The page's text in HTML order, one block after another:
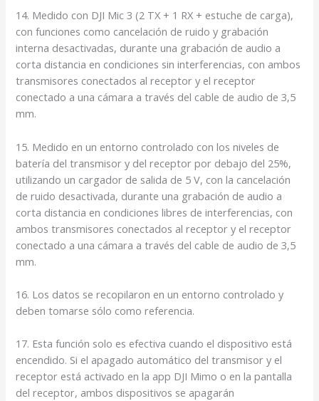
14. Medido con DJI Mic 3 (2 TX + 1 RX + estuche de carga),
con funciones como cancelación de ruido y grabación
interna desactivadas, durante una grabación de audio a
corta distancia en condiciones sin interferencias, con ambos
transmisores conectados al receptor y el receptor
conectado a una cámara a través del cable de audio de 3,5
mm.
15. Medido en un entorno controlado con los niveles de
batería del transmisor y del receptor por debajo del 25%,
utilizando un cargador de salida de 5 V, con la cancelación
de ruido desactivada, durante una grabación de audio a
corta distancia en condiciones libres de interferencias, con
ambos transmisores conectados al receptor y el receptor
conectado a una cámara a través del cable de audio de 3,5
mm.
16. Los datos se recopilaron en un entorno controlado y
deben tomarse sólo como referencia.
17. Esta función solo es efectiva cuando el dispositivo está
encendido. Si el apagado automático del transmisor y el
receptor está activado en la app DJI Mimo o en la pantalla
del receptor, ambos dispositivos se apagarán